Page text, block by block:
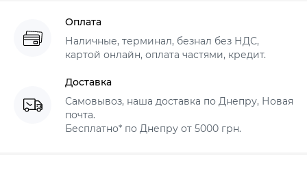
Оплата
Наличные, терминал, безнал без НДС,
картой онлайн, оплата частями, кредит.
Доставка
Самовывоз, наша доставка по Днепру, Новая
почта.
Бесплатно* по Днепру от 5000 грн.